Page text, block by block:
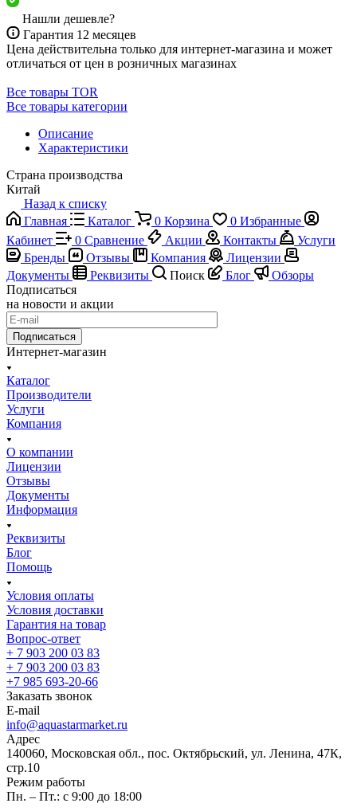
Нашли дешевле?
Гарантия 12 месяцев
Цена действительна только для интернет-магазина и может
отличаться от цен в розничных магазинах
Все товары TOR
Все товары категории
Описание
Характеристики
Страна производства
Китай
Назад к списку
Главная
Каталог 0 Корзина 0 Избранные
Кабинет
0 Сравнение Акции Контакты
Услуги
Бренды
Отзывы Компания
Лицензии
Документы
Реквизиты Поиск Блог
Обзоры
Подписаться
на новости и акции
Подписаться
Интернет-магазин
Каталог
Производители
Услуги
Компания
О компании
Лицензии
Отзывы
Документы
Информация
Реквизиты
Блог
Помощь
Условия оплаты
Условия доставки
Гарантия на товар
Вопрос-ответ
+ 7 903 200 03 83
+ 7 903 200 03 83
+7 985 693-20-66
Заказать звонок
E-mail
info@aquastarmarket.ru
Адрес
140060, Московская обл., пос. Октябрьский, ул. Ленина, 47К,
стр.10
Режим работы
Пн. – Пт.: с 9:00 до 18:00